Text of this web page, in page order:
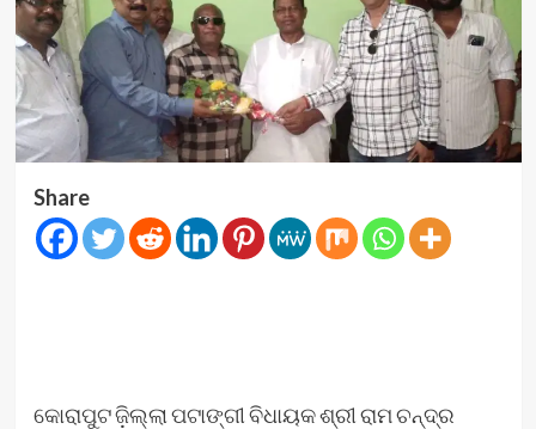
Share
କୋରାପୁଟ ଜ଼ିଲ୍ଲା ପଟାଙ୍ଗୀ ବିଧାୟକ ଶ୍ରୀ ରାମ ଚନ୍ଦ୍ର